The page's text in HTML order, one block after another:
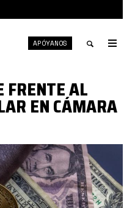
APÓYANOS
FRENTE AL
EN CÁMARA